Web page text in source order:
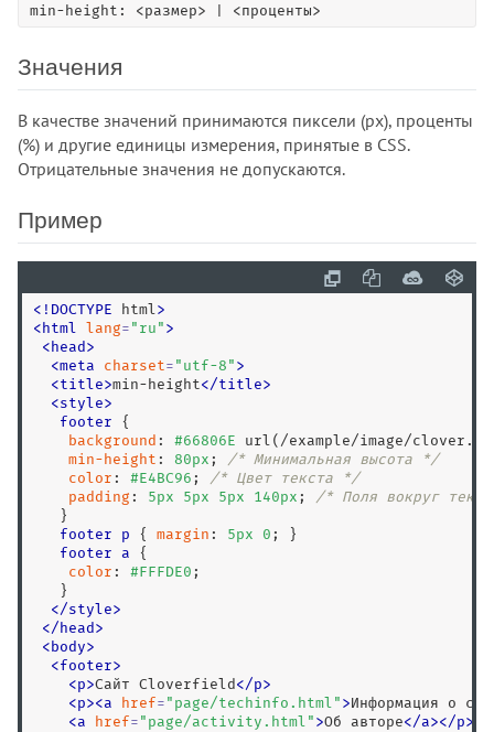
min-height: <размер> | <проценты>
Значения
В качестве значений принимаются пиксели (px), проценты
(%) и другие единицы измерения, принятые в CSS.
Отрицательные значения не допускаются.
Пример
< ! DOCTYPE html >
< html lang= " ru " >
< head >
<meta charset= " utf-8 " >
<title>min-height</title>
<style>
footer {
background : #66806E url(/example/image/
min-height : 80px ;
/* Минимальная высота */
color : #E4BC96 ;
/* Цвет текста */
padding : 5px 5px 5px 140px ;
/* Поля вокруг
   }
footer
p { margin : 5px 0 ; }
footer a {
color : #FFFDE0 ;
   }
</style>
</ head >
< body>
<footer>
<p>Сайт Cloverfield </p>
<p><a href= " page/techinfo.html " >Информация о
<a href= " page/activity.html " >Об авторе</a></p>
column-width
content
counter-increment
counter-reset
cursor
direction
display
filter
flex
flex-basis
flex-direction
flex-flow
flex-grow
flex-shrink
flex-wrap
float
font
font-family
font-kerning
font-size
font-stretch
font-style